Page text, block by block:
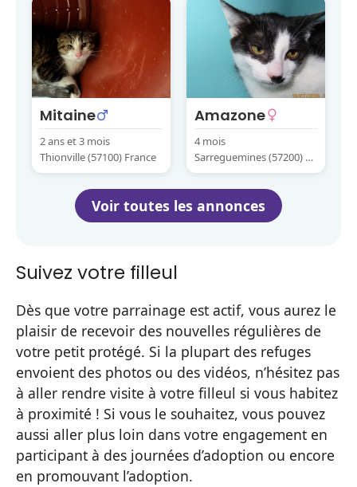
Mitaine
2 ans et 3 mois
Thionville (57100) France
Amazone
4 mois
Sarreguemines (57200) Fr
ance
Voir toutes les annonces
Suivez votre filleul
Dès que votre parrainage est actif, vous aurez le
plaisir de recevoir des nouvelles régulières de
votre petit protégé. Si la plupart des refuges
envoient des photos ou des vidéos, n’hésitez pas
à aller rendre visite à votre filleul si vous habitez
à proximité ! Si vous le souhaitez, vous pouvez
aussi aller plus loin dans votre engagement en
participant à des journées d’adoption ou encore
en promouvant l’adoption.